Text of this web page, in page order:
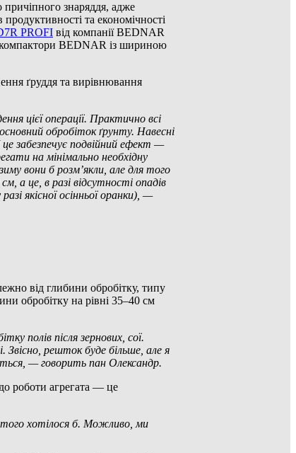
знаряддя, адже
та економічності
PROFI від компанії BEDNAR
компактори BEDNAR із шириною
ґруддя та вирівнювання
цієї операції. Практично всі
обробіток ґрунту. Навесні
це забезпечує подвійний ефект —
на мінімально необхідну
вони б розм’якли, але для того
а це, в разі відсутності опадів
якісної осінньої оранки), —
від глибини обробітку, типу
обробітку на рівні 35–40 см
полів після зернових, сої.
Звісно, решток буде більше, але я
— говорить пан Олександр.
роботи агрегата — це
того хотілося б. Можливо, ми